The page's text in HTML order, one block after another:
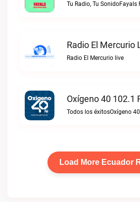
Tu Radio, Tu SonidoFayals
Radio El Mercurio
Radio El Mercurio live
Oxígeno 40 102.1
Todos los éxitosOxígeno
Load More Ecuador